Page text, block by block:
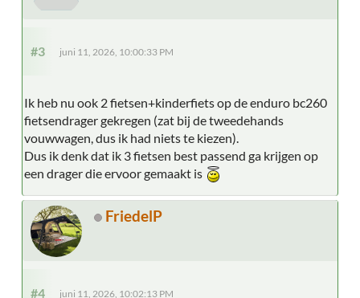
#3 juni 11, 2026, 10:00:33 PM
Ik heb nu ook 2 fietsen+kinderfiets op de enduro bc260
fietsendrager gekregen (zat bij de tweedehands
vouwwagen, dus ik had niets te kiezen).
Dus ik denk dat ik 3 fietsen best passend ga krijgen op
een drager die ervoor gemaakt is
FriedelP
#4 juni 11, 2026, 10:02:13 PM